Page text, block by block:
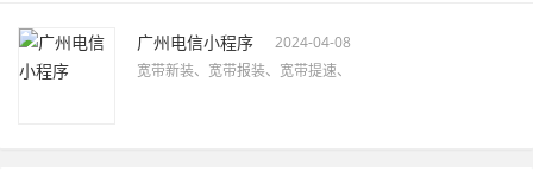
广州电信小程序
2024-04-08
宽带新装、宽带报装、宽带提速、